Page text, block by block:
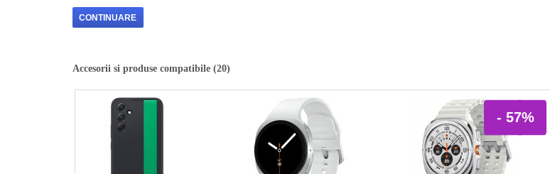
CONTINUARE
Accesorii si produse compatibile (20)
- 57%